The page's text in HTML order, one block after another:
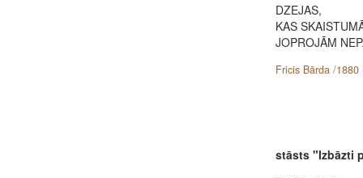
DZEJAS,
KAS
JOPROJĀM
Fricis Bārda /1880
stāsts "Izbāzti